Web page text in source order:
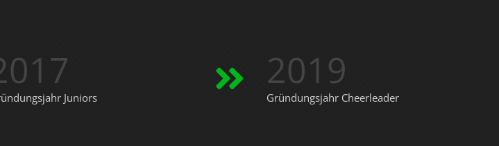
Juniors
2019
Gründungsjahr Cheerleader